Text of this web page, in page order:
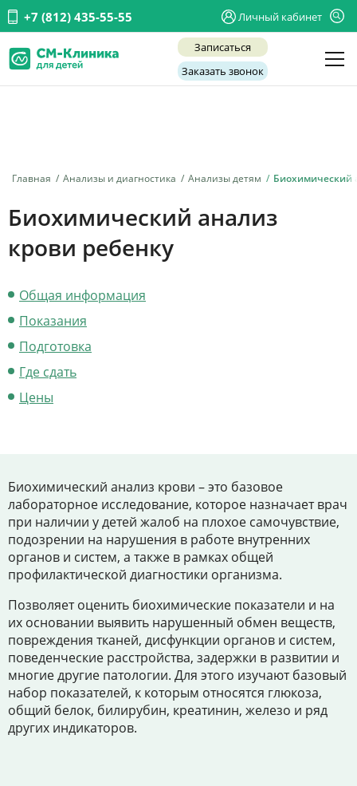
+7 (812) 435-55-55 Личный кабинет
Записаться
Заказать звонок
Главная Анализы и диагностика Анализы детям Биохимический
Биохимический анализ
крови ребенку
Общая информация
Показания
Подготовка
Где сдать
Цены
Биохимический анализ крови – это базовое
лабораторное исследование, которое назначает врач
при наличии у детей жалоб на плохое самочувствие,
подозрении на нарушения в работе внутренних
органов и систем, а также в рамках общей
профилактической диагностики организма.
Позволяет оценить биохимические показатели и на
их основании выявить нарушенный обмен веществ,
повреждения тканей, дисфункции органов и систем,
поведенческие расстройства, задержки в развитии и
многие другие патологии. Для этого изучают базовый
набор показателей, к которым относятся глюкоза,
общий белок, билирубин, креатинин, железо и ряд
других индикаторов.
Услуги
Акции
Отзывы
Контакты
+7 (812) 435-55-55
Записаться на приём